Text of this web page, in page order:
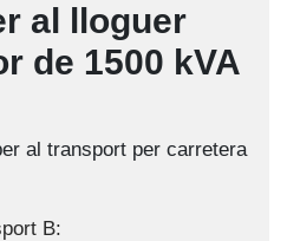
al lloguer
de 1500 kVA
al transport per carretera
B: